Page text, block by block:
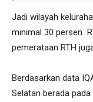
Jadi wilayah
minimal 30 persen
pemerataan RTH
Berdasarkan data
Selatan berada